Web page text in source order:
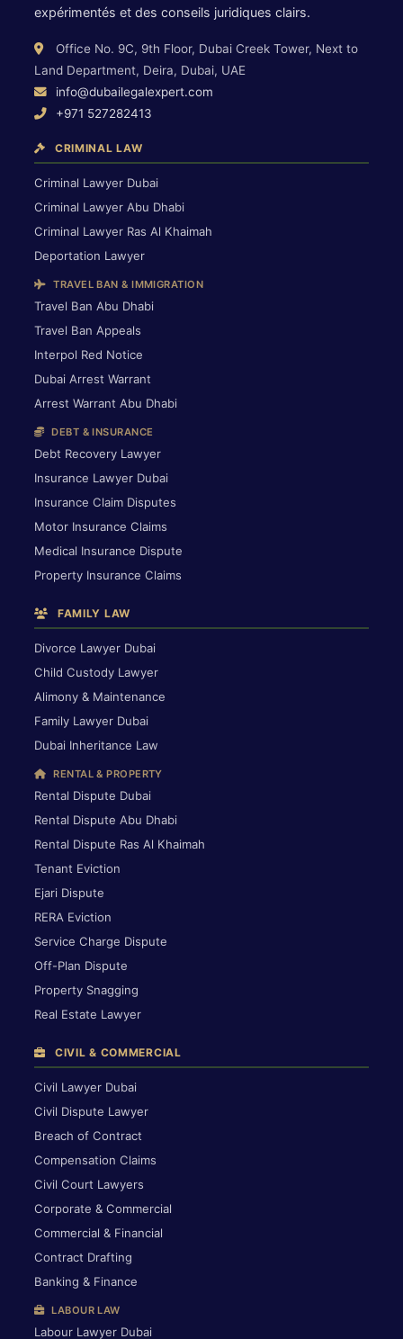
expérimentés et des conseils juridiques clairs.
Office No. 9C, 9th Floor, Dubai Creek Tower, Next to
Land Department, Deira, Dubai, UAE
info@dubailegalexpert.com
+971 527282413
CRIMINAL LAW
Criminal Lawyer Dubai
Criminal Lawyer Abu Dhabi
Criminal Lawyer Ras Al Khaimah
Deportation Lawyer
TRAVEL BAN & IMMIGRATION
Travel Ban Abu Dhabi
Travel Ban Appeals
Interpol Red Notice
Dubai Arrest Warrant
Arrest Warrant Abu Dhabi
DEBT & INSURANCE
Debt Recovery Lawyer
Insurance Lawyer Dubai
Insurance Claim Disputes
Motor Insurance Claims
Medical Insurance Dispute
Property Insurance Claims
FAMILY LAW
Divorce Lawyer Dubai
Child Custody Lawyer
Alimony & Maintenance
Family Lawyer Dubai
Dubai Inheritance Law
RENTAL & PROPERTY
Rental Dispute Dubai
Rental Dispute Abu Dhabi
Rental Dispute Ras Al Khaimah
Tenant Eviction
Ejari Dispute
RERA Eviction
Service Charge Dispute
Off-Plan Dispute
Property Snagging
Real Estate Lawyer
CIVIL & COMMERCIAL
Civil Lawyer Dubai
Civil Dispute Lawyer
Breach of Contract
Compensation Claims
Civil Court Lawyers
Corporate & Commercial
Commercial & Financial
Contract Drafting
Banking & Finance
LABOUR LAW
Labour Lawyer Dubai